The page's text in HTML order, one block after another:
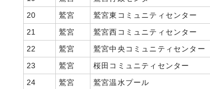
20
鷲宮
鷲宮東コミュニティセンター
21
鷲宮
鷲宮西コミュニティセンター
22
鷲宮
鷲宮中央コミュニティセンター
23
鷲宮
桜田コミュニティセンター
24
鷲宮
鷲宮温水プール